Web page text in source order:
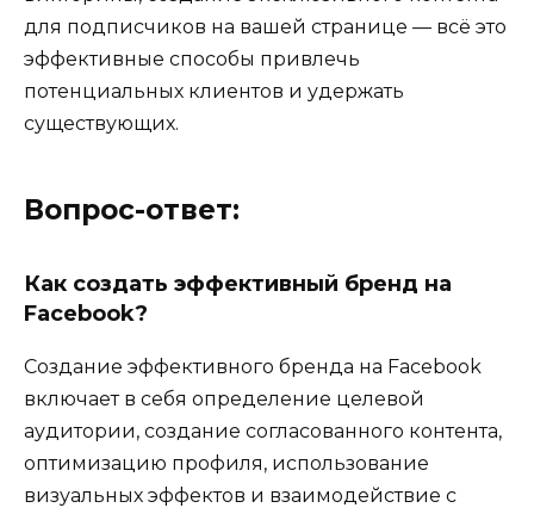
для подписчиков на вашей странице — всё это
эффективные способы привлечь
потенциальных клиентов и удержать
существующих.
Вопрос-ответ:
Как создать эффективный бренд на
Facebook?
Создание эффективного бренда на Facebook
включает в себя определение целевой
аудитории, создание согласованного контента,
оптимизацию профиля, использование
визуальных эффектов и взаимодействие с